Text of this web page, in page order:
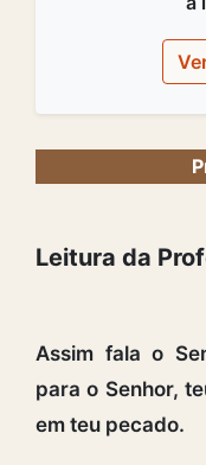
Leitura da
Assim fala o
para o Senhor,
em teu pecado.